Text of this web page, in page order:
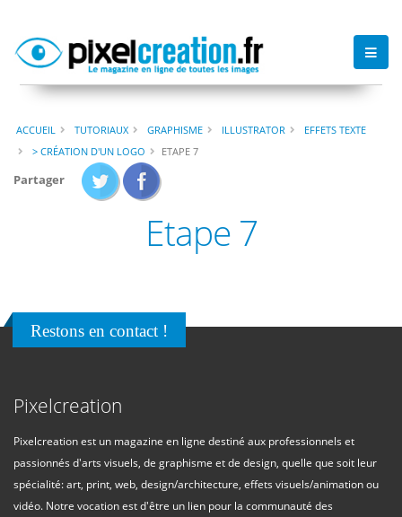
ACCUEIL TUTORIAUX GRAPHISME ILLUSTRATOR
EFFETS TEXTE
> CRÉATION D'UN LOGO
ETAPE 7
Partager
Etape 7
Restons en contact !
Pixelcreation
Pixelcreation est un magazine en ligne destiné aux professionnels et
passionnés d'arts visuels, de graphisme et de design, quelle que soit leur
spécialité: art, print, web, design/architecture, effets visuels/animation ou
vidéo. Notre vocation est d'être un lien pour la communauté des